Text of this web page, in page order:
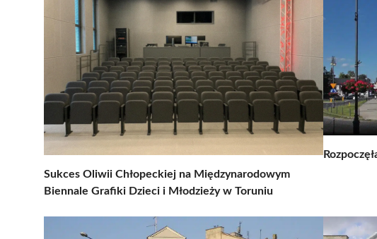
Sukces Oliwii Chłopeckiej na Międzynarodowym
Biennale Grafiki Dzieci i Młodzieży w Toruniu